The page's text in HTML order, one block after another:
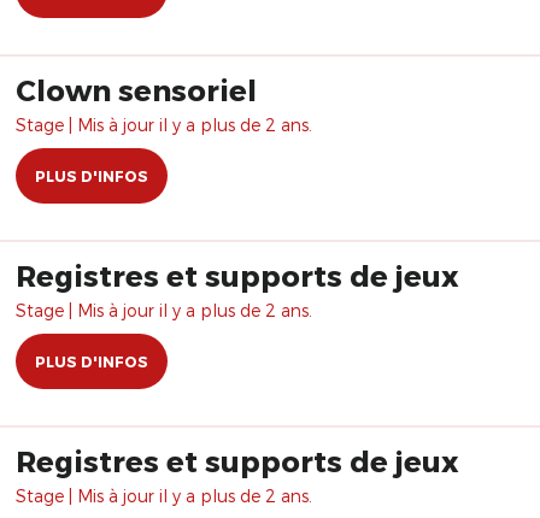
Clown sensoriel
Stage | Mis à jour il y a plus de 2 ans.
PLUS D'INFOS
Registres et supports de jeux
Stage | Mis à jour il y a plus de 2 ans.
PLUS D'INFOS
Registres et supports de jeux
Stage | Mis à jour il y a plus de 2 ans.